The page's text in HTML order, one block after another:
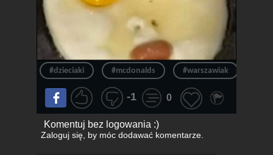
#dzieciaki #mcdonalds #warszawiak
-1 0
Komentuj bez logowania :)
Zaloguj się, by móc dodawać komentarze.